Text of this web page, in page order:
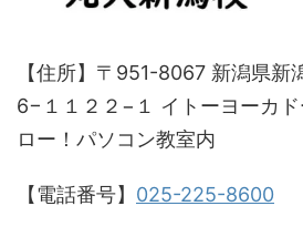
【住所】〒951-8067 新潟県新
6−１１２２−１ イトーヨーカ
ロー！パソコン教室内
【電話番号】 025-225-8600